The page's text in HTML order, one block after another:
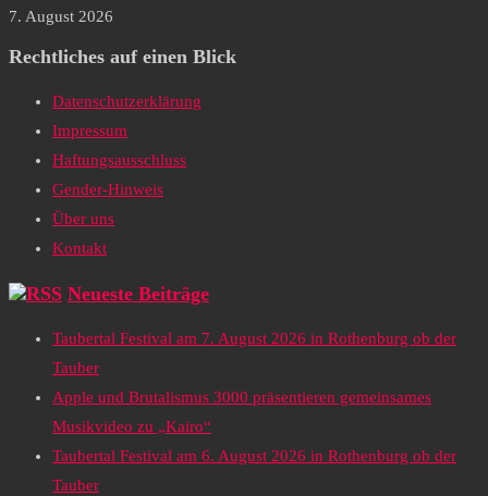
7. August 2026
Rechtliches auf einen Blick
Datenschutzerklärung
Impressum
Haftungsausschluss
Gender-Hinweis
Über uns
Kontakt
Neueste Beiträge
Taubertal Festival am 7. August 2026 in Rothenburg ob der
Tauber
Apple und Brutalismus 3000 präsentieren gemeinsames
Musikvideo zu „Kairo“
Taubertal Festival am 6. August 2026 in Rothenburg ob der
Tauber